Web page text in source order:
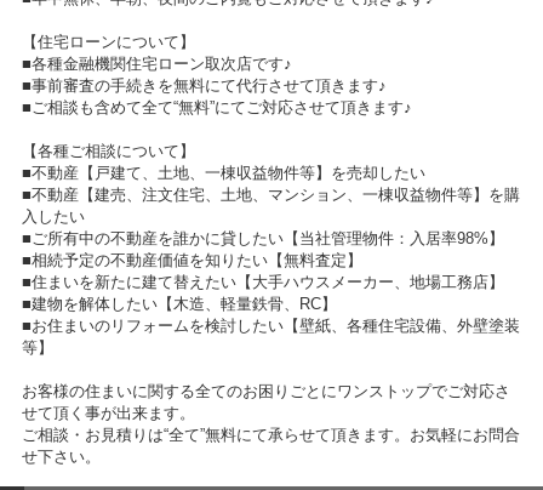
【住宅ローンについて】
■各種金融機関住宅ローン取次店です♪
■事前審査の手続きを無料にて代行させて頂きます♪
■ご相談も含めて全て“無料”にてご対応させて頂きます♪
【各種ご相談について】
■不動産【戸建て、土地、一棟収益物件等】を売却したい
■不動産【建売、注文住宅、土地、マンション、一棟収益物件等】を購
入したい
■ご所有中の不動産を誰かに貸したい【当社管理物件：入居率98%】
■相続予定の不動産価値を知りたい【無料査定】
■住まいを新たに建て替えたい【大手ハウスメーカー、地場工務店】
■建物を解体したい【木造、軽量鉄骨、RC】
■お住まいのリフォームを検討したい【壁紙、各種住宅設備、外壁塗装
等】
お客様の住まいに関する全てのお困りごとにワンストップでご対応さ
せて頂く事が出来ます。
ご相談・お見積りは“全て”無料にて承らせて頂きます。お気軽にお問合
せ下さい。